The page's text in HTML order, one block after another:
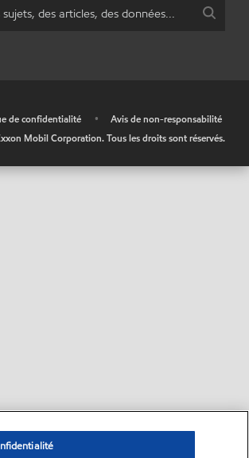
de confidentialité •
Avis de non-responsabilité
Mobil Corporation. Tous les droits sont réservés.